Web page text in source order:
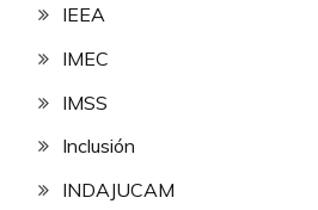
IEEA
IMEC
IMSS
Inclusión
INDAJUCAM